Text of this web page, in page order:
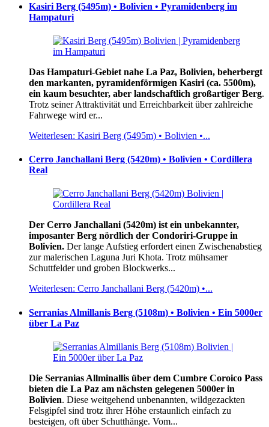
Kasiri Berg (5495m) • Bolivien • Pyramidenberg im
Hampaturi
Das Hampaturi-Gebiet nahe La Paz, Bolivien, beherbergt
den markanten, pyramidenförmigen Kasiri (ca. 5500m),
ein kaum besuchter, aber landschaftlich großartiger Berg.
Trotz seiner Attraktivität und Erreichbarkeit über zahlreiche
Fahrwege wird er...
Weiterlesen: Kasiri Berg (5495m) • Bolivien •...
Cerro Janchallani Berg (5420m) • Bolivien • Cordillera
Real
Der Cerro Janchallani (5420m) ist ein unbekannter,
imposanter Berg nördlich der Condoriri-Gruppe in
Bolivien. Der lange Aufstieg erfordert einen Zwischenabstieg
zur malerischen Laguna Juri Khota. Trotz mühsamer
Schuttfelder und groben Blockwerks...
Weiterlesen: Cerro Janchallani Berg (5420m) •...
Serranias Almillanis Berg (5108m) • Bolivien • Ein 5000er
über La Paz
Die Serranias Allminallis über dem Cumbre Coroico Pass
bieten die La Paz am nächsten gelegenen 5000er in
Bolivien. Diese weitgehend unbenannten, wildgezackten
Felsgipfel sind trotz ihrer Höhe erstaunlich einfach zu
besteigen, oft über Schutthänge. Vom...